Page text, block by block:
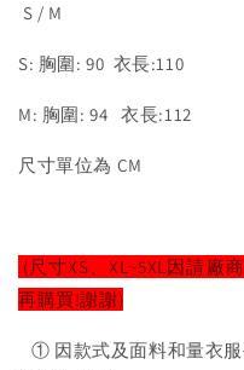
S / M
S: 胸圍: 90 衣長:110
M: 胸圍: 94 衣長:112
尺寸單位為 CM
(尺寸XS、XL~5XL因請廠
再購買!謝謝)
① 因款式及面料和量衣服